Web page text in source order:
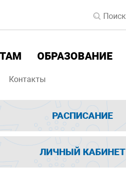
ОБРАЗОВАНИЕ
Контакты
РАСПИСАНИЕ
ЛИЧНЫЙ КАБИНЕТ